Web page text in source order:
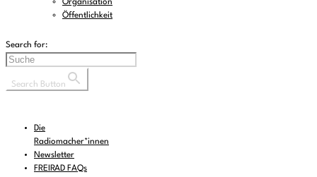
Organisation
Öffentlichkeit
Search for:
Search Button
Die
Radiomacher*innen
Newsletter
FREIRAD FAQs